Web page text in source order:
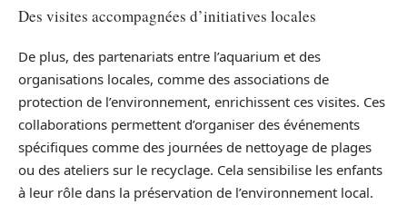
Des visites accompagnées d’initiatives locales
De plus, des partenariats entre l’aquarium et des
organisations locales, comme des associations de
protection de l’environnement, enrichissent ces visites. Ces
collaborations permettent d’organiser des événements
spécifiques comme des journées de nettoyage de plages
ou des ateliers sur le recyclage. Cela sensibilise les enfants
à leur rôle dans la préservation de l’environnement local.